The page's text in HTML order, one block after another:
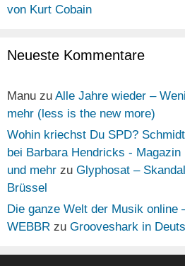
von Kurt Cobain
Neueste Kommentare
Manu zu Alle Jahre wieder –
mehr (less is the new more)
Wohin kriechst Du SPD?
bei Barbara Hendricks -
und mehr zu Glyphosat –
Brüssel
Die ganze Welt der Musik online
WEBBR zu Grooveshark in